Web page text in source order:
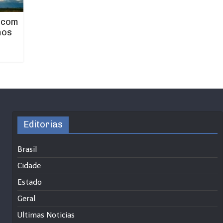
Editorias
Brasil
Cidade
Estado
Geral
Ultimas Noticias